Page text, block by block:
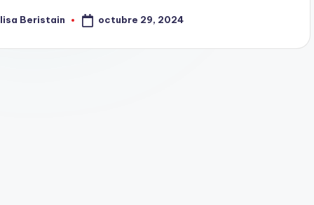
Beristain octubre 29, 2024